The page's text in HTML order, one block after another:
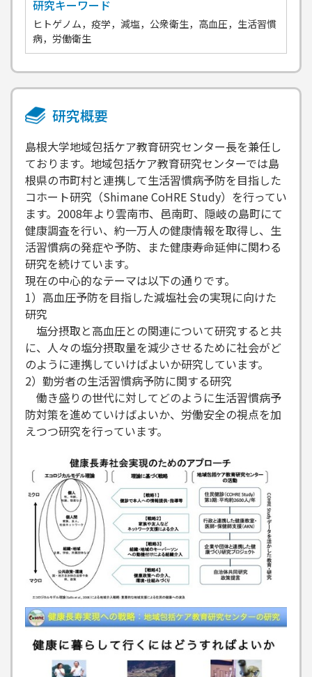
研究キーワード
ヒトゲノム，疫学，減塩，公衆衛生，高血圧，生活習慣
病，労働衛生
研究概要
島根大学地域包括ケア教育研究センター長を兼任し
ております。地域包括ケア教育研究センターでは島
根県の市町村と連携して生活習慣病予防を目指した
コホート研究（Shimane CoHRE Study）を行ってい
ます。2008年より雲南市、邑南町、隠岐の島町にて
健康調査を行い、約一万人の健康情報を取得し、生
活習慣病の発症や予防、また健康寿命延伸に関わる
研究を続けています。
現在の中心的なテーマは以下の通りです。
1）高血圧予防を目指した減塩社会の実現に向けた
研究
塩分摂取と高血圧との関連について研究すると共
に、人々の塩分摂取量を減少させるために社会がど
のように連携していけばよいか研究しています。
2）勤労者の生活習慣病予防に関する研究
働き盛りの世代に対してどのように生活習慣病予
防対策を進めていけばよいか、労働安全の視点を加
えつつ研究を行っています。